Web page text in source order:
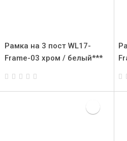
Рамка на 3 пост WL17-
Frame-03 хром / белый***